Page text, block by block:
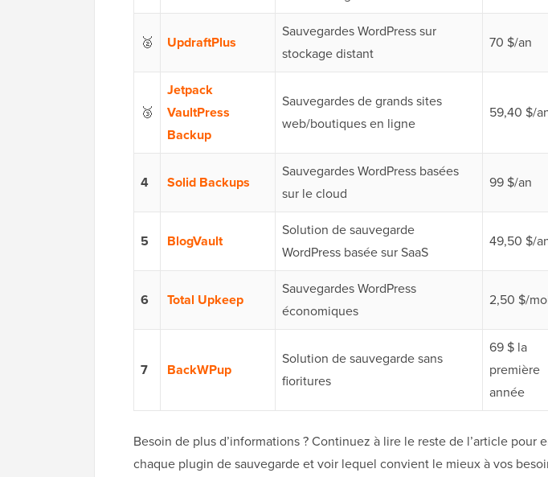
🥈 UpdraftPlus
Sauvegardes WordPress sur
stockage distant
70 $/an
🥉
Jetpack
VaultPress
Backup
Sauvegardes de grands sites
web/boutiques en ligne
59,40 $/
4 Solid Backups
Sauvegardes WordPress basées
sur le cloud
99 $/an
5 BlogVault
Solution de sauvegarde
WordPress basée sur SaaS
49,50 $/
6 Total Upkeep
Sauvegardes WordPress
économiques
2,50 $/
7 BackWPup
Solution de sauvegarde sans
fioritures
69 $ la
première
année
Besoin de plus d’informations ? Continuez à lire le reste de l’article pour
chaque plugin de sauvegarde et voir lequel convient le mieux à vos